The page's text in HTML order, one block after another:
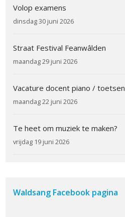
Volop examens
dinsdag 30 juni 2026
Straat Festival Feanwâlden
maandag 29 juni 2026
Vacature docent piano / toetsen
maandag 22 juni 2026
Te heet om muziek te maken?
vrijdag 19 juni 2026
Waldsang Facebook pagina